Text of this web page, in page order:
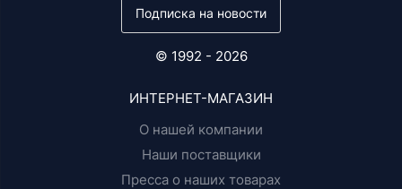
Подписка на новости
© 1992 - 2026
ИНТЕРНЕТ-МАГАЗИН
О нашей компании
Наши поставщики
Пресса о наших товарах